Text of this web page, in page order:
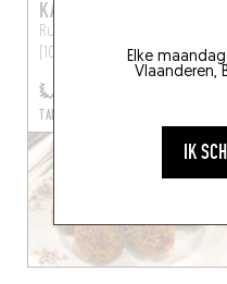
Elke
Vlaanderen,
IK
KARTOUCHE
Rue Defacqz 58
(1050)
TAFEL RESERVEREN